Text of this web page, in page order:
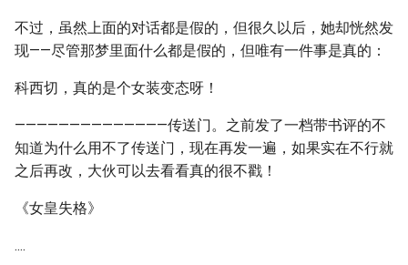
不过，虽然上面的对话都是假的，但很久以后，她却恍然发
现——尽管那梦里面什么都是假的，但唯有一件事是真的：
科西切，真的是个女装变态呀！
——————————————传送门。之前发了一档带书评的不
知道为什么用不了传送门，现在再发一遍，如果实在不行就
之后再改，大伙可以去看看真的很不戳！
《女皇失格》
....